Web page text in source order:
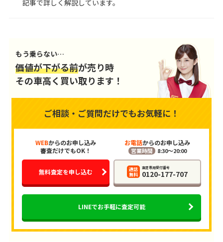
記事で詳しく解説しています。
もう乗らない…
価値が下がる前が売り時
その車高く買い取ります！
ご相談・ご質問だけでもお気軽に！
WEBからのお申し込み
審査だけでもOK！
無料査定を申し込む
お電話からのお申し込み
営業時間 8:30～20:00
通話
無料
査定専用受付番号
0120-177-707
LINEでお手軽に査定可能